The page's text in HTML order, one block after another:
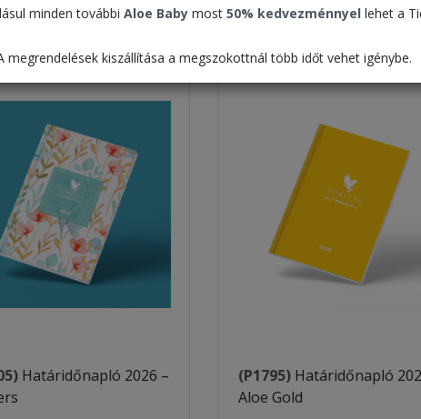
minden további Aloe Babymost 50% kedvezménnyel lehet a
megrendelések kiszállítása a megszokottnál több időt vehet igénybe.
Határidőnapló 2026 –
(P1795) Határidőnapló
Aloe Gold